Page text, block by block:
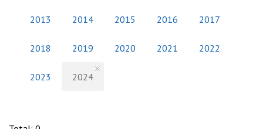
2013 2014 2015 2016 2017
2018 2019 2020 2021 2022
2023 2024